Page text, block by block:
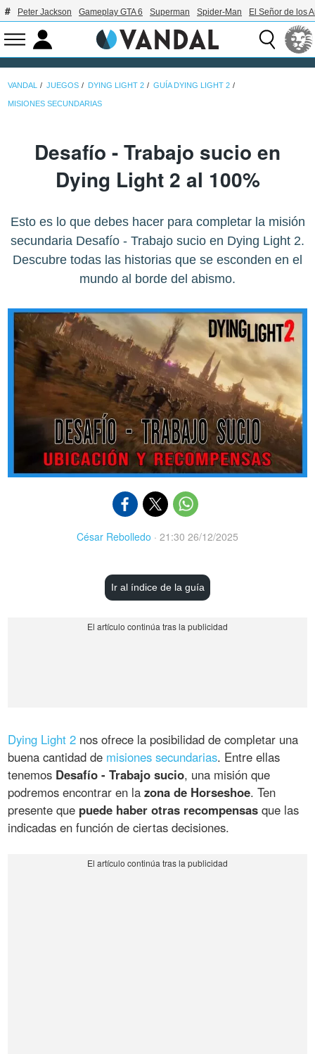
Peter Jackson Gameplay GTA 6 Superman Spider-Man El Señor de los
VANDAL JUEGOS DYING LIGHT 2 GUÍA DYING LIGHT 2
MISIONES SECUNDARIAS
Desafío - Trabajo sucio en
Dying Light 2 al 100%
Esto es lo que debes hacer para completar la misión
secundaria Desafío - Trabajo sucio en Dying Light 2.
Descubre todas las historias que se esconden en el
mundo al borde del abismo.
César Rebolledo · 21:30 26/12/2025
Ir al índice de la guía
Dying Light 2 nos ofrece la posibilidad de completar una
buena cantidad de misiones secundarias. Entre ellas
tenemos Desafío - Trabajo sucio, una misión que
podremos encontrar en lazona de Horseshoe. Ten
presente que puede haber otras recompensas que las
indicadas en función de ciertas decisiones.